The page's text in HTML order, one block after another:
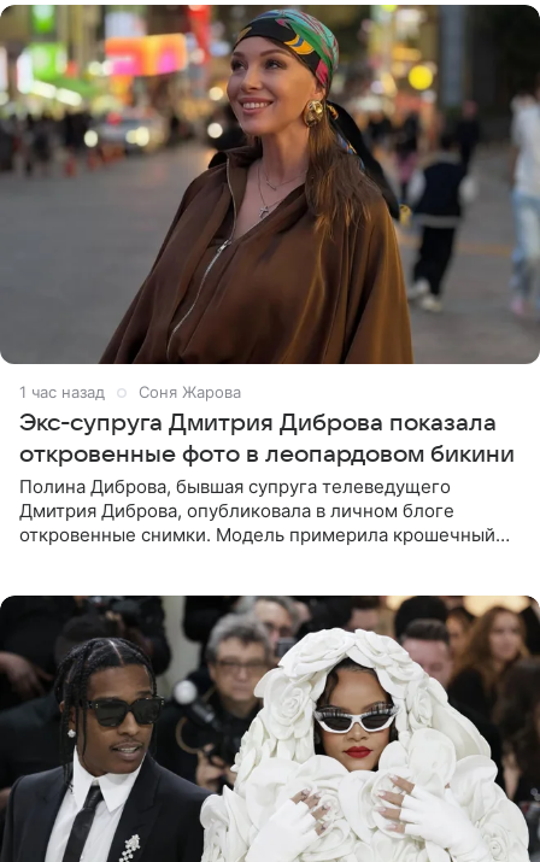
1 час назад Соня Жарова
Экс-супруга Дмитрия Диброва показала
откровенные фото в леопардовом бикини
Полина Диброва, бывшая супруга телеведущего
Дмитрия Диброва, опубликовала в личном блоге
откровенные снимки. Модель примерила крошечный